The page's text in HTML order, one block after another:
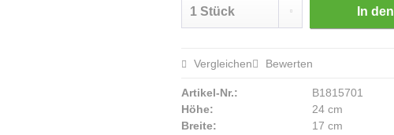
In den
Vergleichen Bewerten
Artikel-Nr.:
B1815701
Höhe:
24 cm
Breite:
17 cm